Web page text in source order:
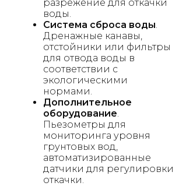
разрежение для откачки
воды.
Система сброса воды
Дренажные канавы,
отстойники или фильтры
для отвода воды в
соответствии с
экологическими
нормами.
Дополнительное
оборудование
Пьезометры для
мониторинга уровня
грунтовых вод,
автоматизированные
датчики для регулировки
откачки.